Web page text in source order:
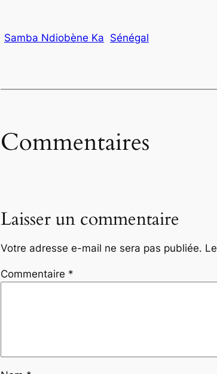
Samba Ndiobène Ka Sénégal
Commentaires
Laisser un commentaire
Votre adresse e-mail ne sera pas publiée.
Commentaire *